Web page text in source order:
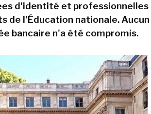
d'identité et professionnelles
de l'Éducation nationale. Aucun
bancaire n'a été compromis.